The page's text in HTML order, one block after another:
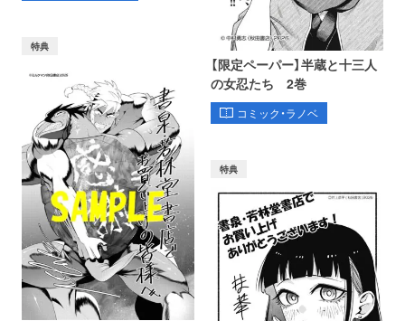
【限定ペーパー】半蔵と十三人
の女忍たち 2巻
コミック・ラノベ
特典
特典